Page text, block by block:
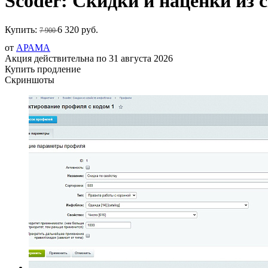
Купить: 7 9006 320 руб.
от АРАМА
Акция действительна по 31 августа 2026
Купить продление
Скриншоты